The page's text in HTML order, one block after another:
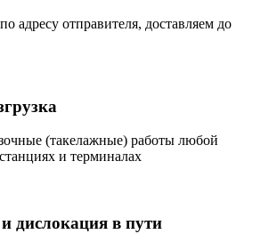
адресу отправителя, доставляем до
(такелажные) работы любой
и терминалах
дислокация в пути